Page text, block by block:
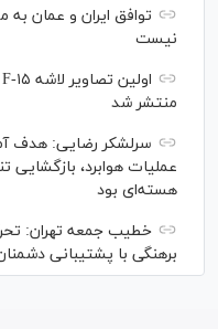
توافق ایران و عمان به
نیست
منتشر شد
سرلشکر رضایی: هدف
عملیات هوابرد،
هسته‌ای بود
خطیب جمعه تهران:
برهنگی با پشتیبانی